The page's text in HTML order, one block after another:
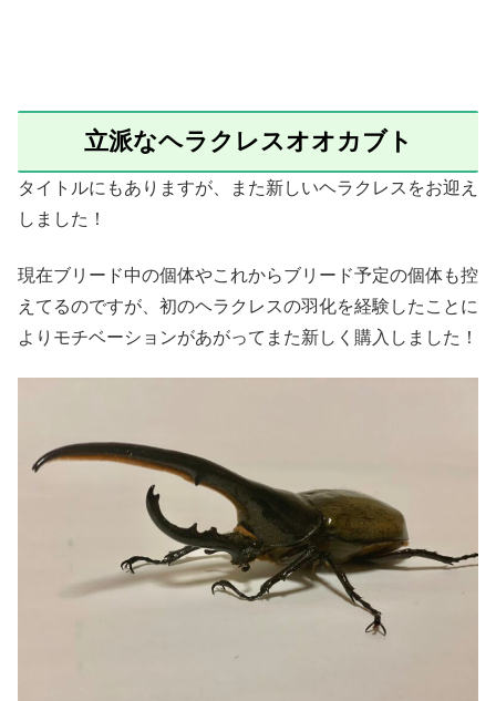
立派なヘラクレスオオカブト
タイトルにもありますが、また新しいヘラクレスをお迎え
しました！
現在ブリード中の個体やこれからブリード予定の個体も控
えてるのですが、初のヘラクレスの羽化を経験したことに
よりモチベーションがあがってまた新しく購入しました！